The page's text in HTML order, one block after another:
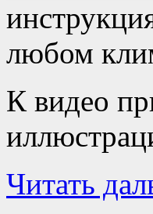
любом
К видео
Читать